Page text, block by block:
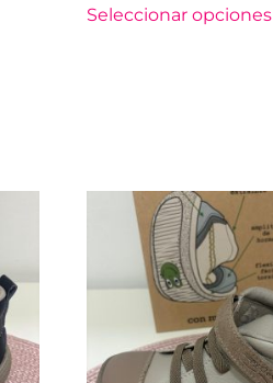
Seleccionar opciones